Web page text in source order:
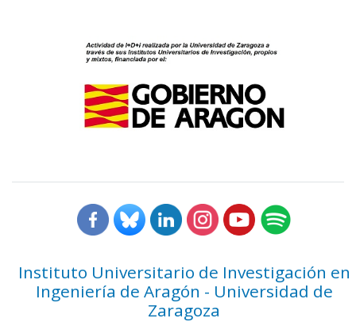
Instituto Universitario de Investigación en
Ingeniería de Aragón - Universidad de
Zaragoza